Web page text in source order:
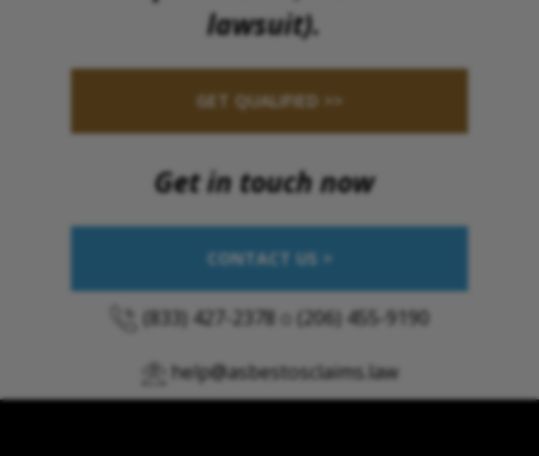
lawsuit).
GET QUALIFIED >>
Get in touch now
CONTACT US >
(833) 427-2378 (206) 455-9190
help@asbestosclaims.law